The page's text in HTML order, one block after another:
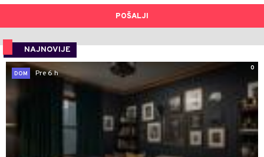
POŠALJI
NAJNOVIJE
0
DOM
Pre 6 h